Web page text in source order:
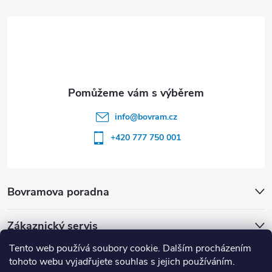
Tento web používá soubory cookie. Dalším procházením
tohoto webu vyjadřujete souhlas s jejich používáním.
Bovramova poradna
Zákaznický servis
info@bovram.cz
+420 777 750 001